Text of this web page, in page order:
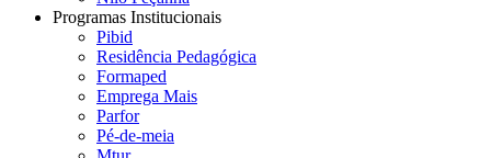
Programas Institucionais
Pibid
Residência Pedagógica
Formaped
Emprega Mais
Parfor
Pé-de-meia